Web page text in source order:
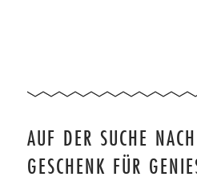
AUF DER SUCHE
GESCHENK FÜR